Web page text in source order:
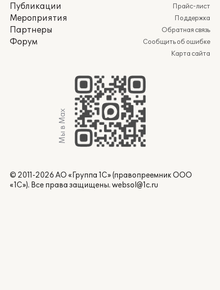
Публикации
Мероприятия
Партнеры
Форум
Прайс-лист
Поддержка
Обратная связь
Сообщить об ошибке
Карта сайта
Мы в Max
© 2011-2026 АО «Группа 1С» (правопреемник ООО
«1С»). Все права защищены. websol@1c.ru